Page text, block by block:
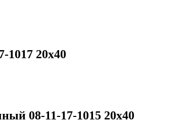
1017 20х40
08-11-17-1015 20х40